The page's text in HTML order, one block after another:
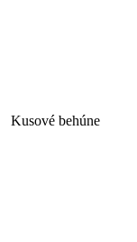
Kusové behúne